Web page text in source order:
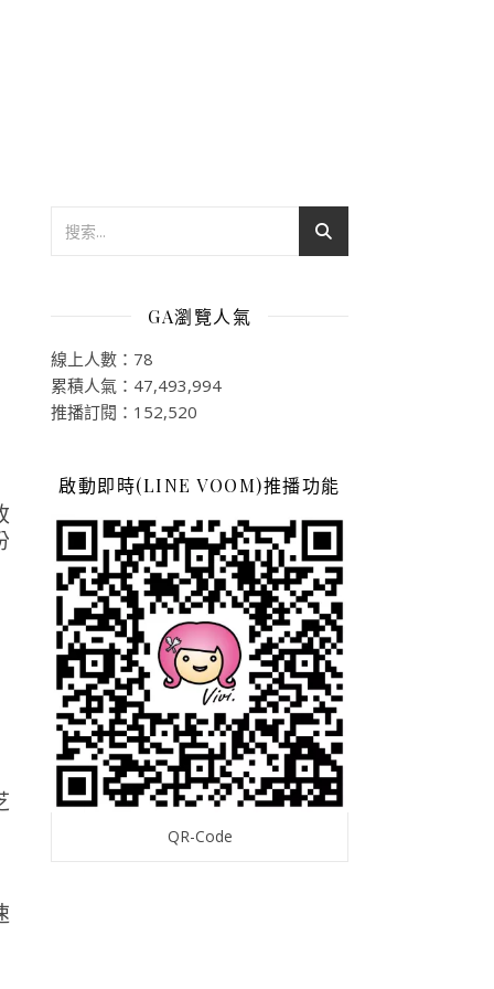
GA瀏覽人氣
線上人數：78
累積人氣：47,493,994
推播訂閱：152,520
啟動即時(LINE VOOM)推播功能
QR-Code